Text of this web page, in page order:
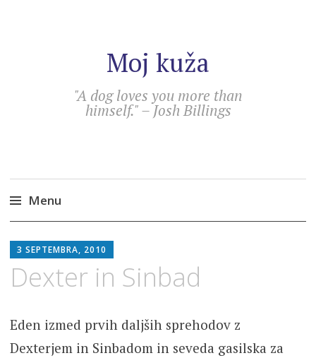
Moj kuža
"A dog loves you more than
himself." – Josh Billings
Menu
to
content
3 SEPTEMBRA, 2010
Dexter in Sinbad
Eden izmed prvih daljših sprehodov z
Dexterjem in Sinbadom in seveda gasilska za